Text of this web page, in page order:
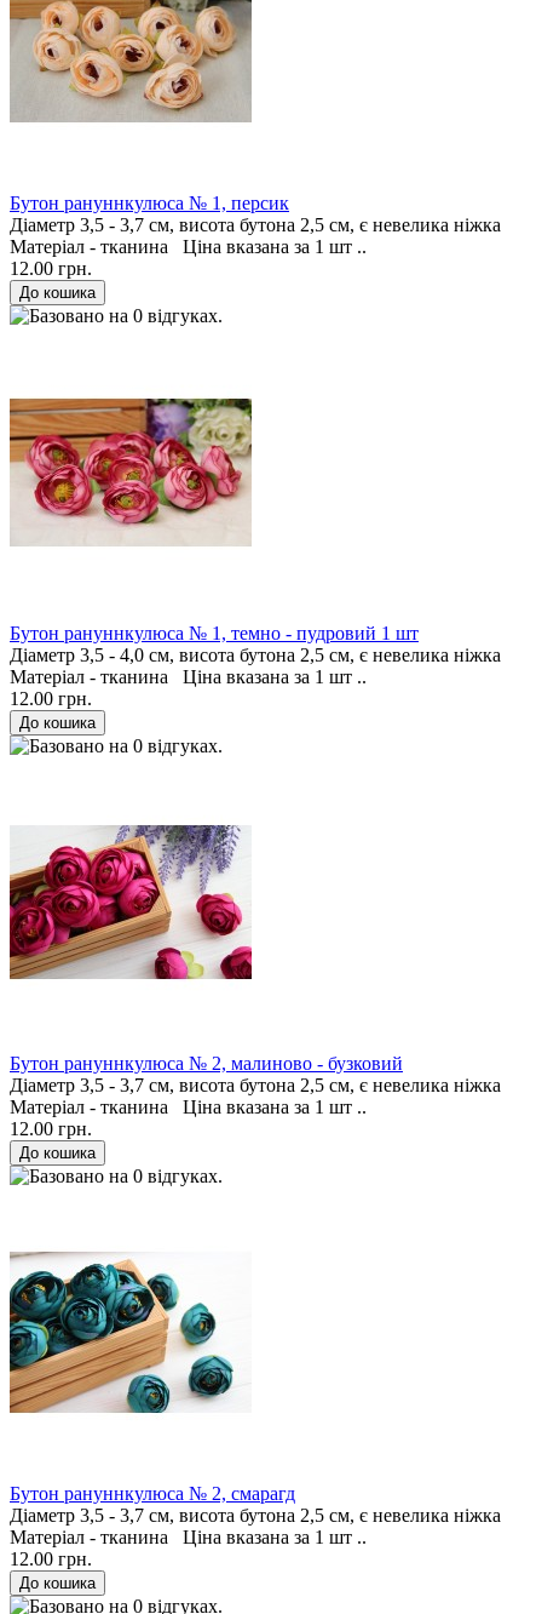
Бутон рануннкулюса № 1, персик
Діаметр 3,5 - 3,7 см, висота бутона 2,5 см, є невелика ніжка
Матеріал - тканина Ціна вказана за 1 шт ..
12.00 грн.
Бутон рануннкулюса № 1, темно - пудровий 1 шт
Діаметр 3,5 - 4,0 см, висота бутона 2,5 см, є невелика ніжка
Матеріал - тканина Ціна вказана за 1 шт ..
12.00 грн.
Бутон рануннкулюса № 2, малиново - бузковий
Діаметр 3,5 - 3,7 см, висота бутона 2,5 см, є невелика ніжка
Матеріал - тканина Ціна вказана за 1 шт ..
12.00 грн.
Бутон рануннкулюса № 2, смарагд
Діаметр 3,5 - 3,7 см, висота бутона 2,5 см, є невелика ніжка
Матеріал - тканина Ціна вказана за 1 шт ..
12.00 грн.